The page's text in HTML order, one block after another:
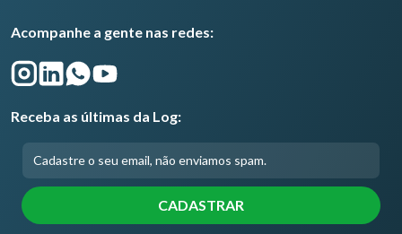
Acompanhe a gente nas redes:
Receba as últimas da Log: